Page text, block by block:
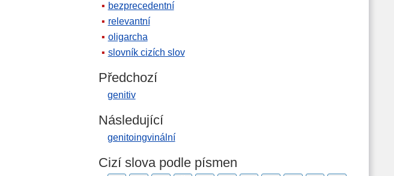
bezprecedentní
relevantní
oligarcha
slovník cizích slov
Předchozí
genitiv
Následující
genitoingvinální
Cizí slova podle písmen